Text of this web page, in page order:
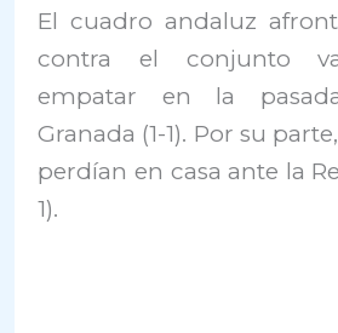
El cuadro andaluz
contra el conjunto
empatar en la
Granada (1-1). Por su
perdían en casa ante la
1).